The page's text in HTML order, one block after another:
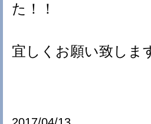
た！！
宜しくお願い致しま